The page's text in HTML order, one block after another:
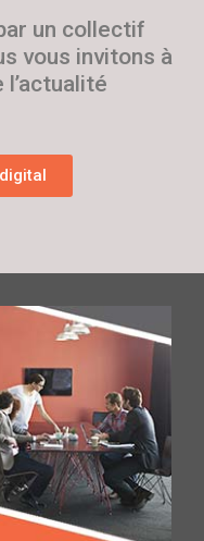
un collectif
vous invitons à